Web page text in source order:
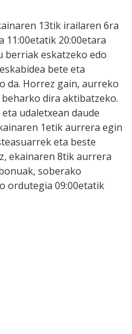
13tik irailaren 6ra
11:00etatik 20:00etara
berriak eskatzeko edo
bete eta
da. Horrez gain, aurreko
dira aktibatzeko.
udaletxean daude
1etik aurrera egin
eta beste
ekainaren 8tik aurrera
soberako
ordutegia 09:00etatik